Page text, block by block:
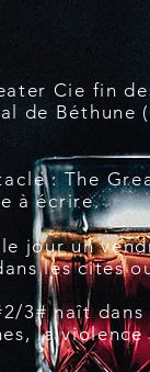
Cie fin
de
:The
à écrire.
jour un
les cités
3# naît
la